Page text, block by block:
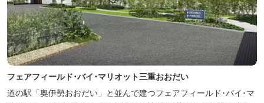
フェアフィールド･バイ･マリオット三重おおだい
道の駅「奥伊勢おおだい」と並んで建つフェアフィールド･バイ･マ